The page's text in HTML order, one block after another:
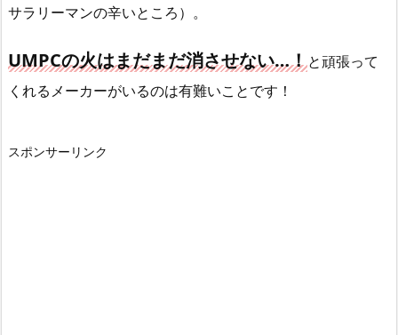
サラリーマンの辛いところ）。
UMPCの火はまだまだ消させない…！と頑張って
くれるメーカーがいるのは有難いことです！
スポンサーリンク